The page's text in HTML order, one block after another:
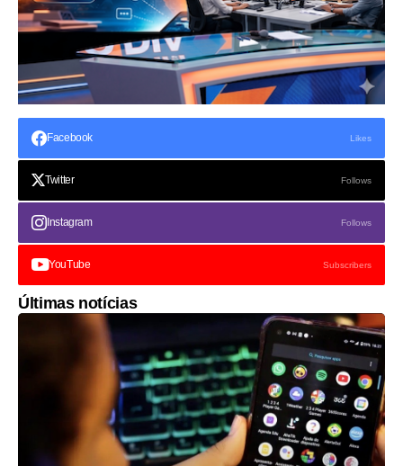
Facebook Likes
Twitter Follows
Instagram Follows
YouTube Subscribers
Últimas notícias